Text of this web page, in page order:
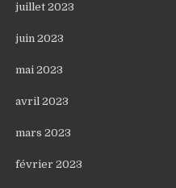
juillet 2023
juin 2023
mai 2023
avril 2023
mars 2023
février 2023